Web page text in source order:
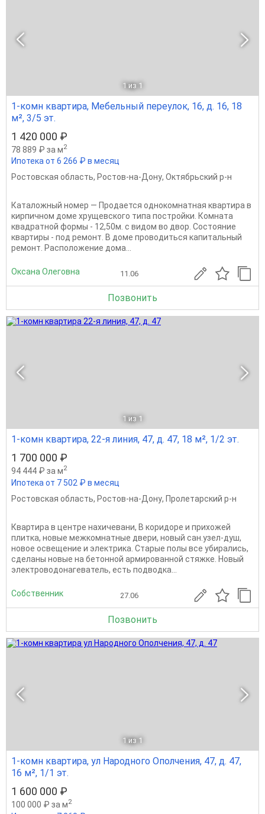
1 из 1
1-комн квартира, Мебельный переулок, 16, д. 16, 18
м², 3/5 эт.
1 420 000 ₽
78 889 ₽ за м2
Ипотека от 6 266 ₽ в месяц
Ростовская область, Ростов-на-Дону, Октябрьский р-н
Каталожный номер — Продается однокомнатная квартира в
кирпичном доме хрущевского типа постройки. Комната
квадратной формы - 12,50м. с видом во двор. Состояние
квартиры - под ремонт. В доме проводиться капитальный
ремонт. Расположение дома...
Оксана Олеговна 11.06
Позвонить
1 из 1
1-комн квартира, 22-я линия, 47, д. 47, 18 м², 1/2 эт.
1 700 000 ₽
94 444 ₽ за м2
Ипотека от 7 502 ₽ в месяц
Ростовская область, Ростов-на-Дону, Пролетарский р-н
Квартира в центре нахичевани, В коридоре и прихожей
плитка, новые межкомнатные двери, новый сан.узел-душ,
новое освещение и электрика. Старые полы все убирались,
сделаны новые на бетонной армированной стяжке. Новый
электроводонагеватель, есть подводка...
Собственник 27.06
Позвонить
1 из 1
1-комн квартира, ул Народного Ополчения, 47, д. 47,
16 м², 1/1 эт.
1 600 000 ₽
100 000 ₽ за м2